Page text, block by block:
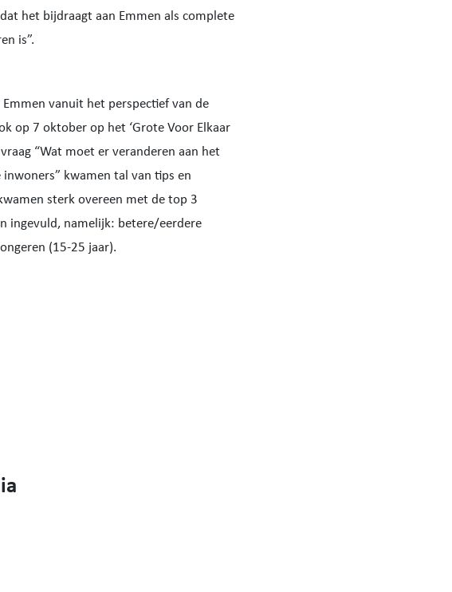
het bijdraagt aan Emmen als complete
is”.
vanuit het perspectief van de
op 7 oktober op het ‘Grote Voor Elkaar
“Wat moet er veranderen aan het
kwamen tal van tips en
sterk overeen met de top 3
ingevuld, namelijk: betere/eerdere
(15-25 jaar).